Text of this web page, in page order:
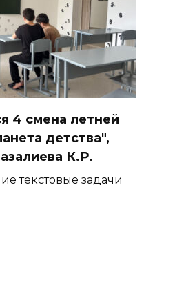
4 смена летней
детства",
К.Р.
текстовые задачи